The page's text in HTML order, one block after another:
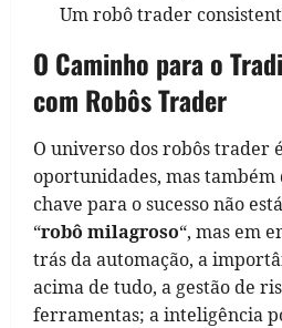
Um robô trader
O Caminho para o
com Robôs Trader
O universo dos robôs trader
oportunidades, mas também
chave para o sucesso não
“robô milagroso“, mas em
trás da automação, a
acima de tudo, a gestão de
ferramentas; a inteligência